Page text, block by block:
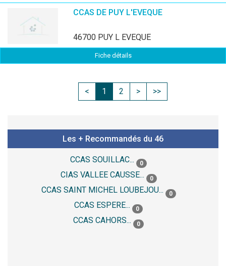
CCAS DE PUY L'EVEQUE
46700 PUY L EVEQUE
Fiche détails
< 1 2 > >>
Les + Recommandés du 46
CCAS SOUILLAC... 0
CIAS VALLEE CAUSSE... 0
CCAS SAINT MICHEL LOUBEJOU... 0
CCAS ESPERE... 0
CCAS CAHORS... 0